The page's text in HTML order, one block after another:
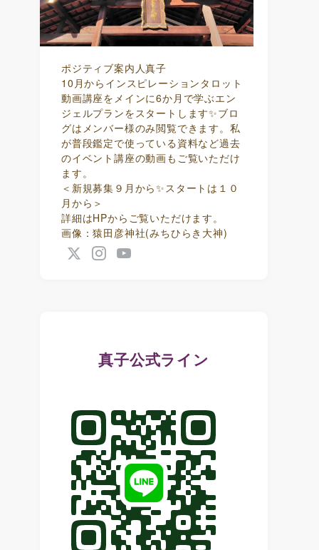
ポジティブ案内人真子
10月からインスピレーションタロット
動画講座をメインに6か月で学ぶエン
ジェルプランをスタートします✨ブロ
グはメンバー様のみ閲覧できます。私
が普段鑑定で使っている資料など過去
のイベント講座の動画もご覧いただけ
ます。
＜新規募集９月から✨スタートは１０
月から＞
詳細はHPからご覧いただけます。
画像：猿田彦神社(みちひらき大神)
真子公式ライン